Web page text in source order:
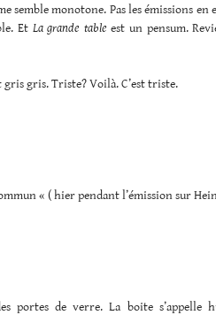
semble monotone. Pas les émissions en
Et La grande table est un pensum.
gris gris. Triste? Voilà. C’est triste.
« ( hier pendant l’émission sur
portes de verre. La boite s’appelle